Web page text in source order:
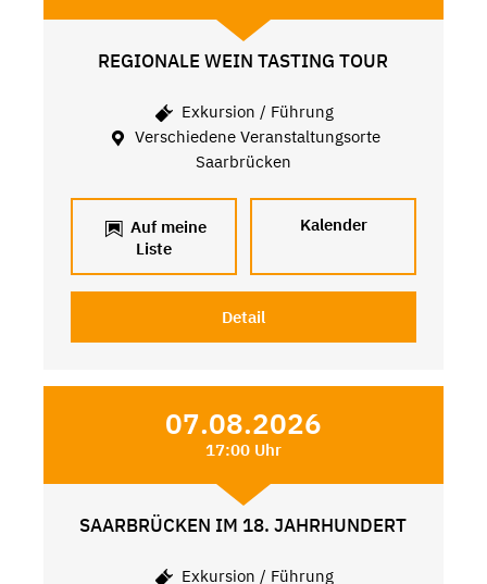
REGIONALE WEIN TASTING TOUR
Exkursion / Führung
Verschiedene Veranstaltungsorte
Saarbrücken
Auf meine
Liste
Kalender
Detail
07.08.2026
17:00 Uhr
SAARBRÜCKEN IM 18. JAHRHUNDERT
Exkursion / Führung